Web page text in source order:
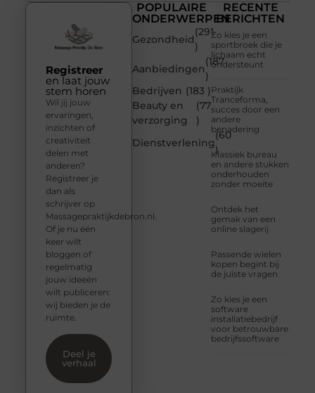
POPULAIRE
ONDERWERPEN
Gezondheid
(291
)
Aanbiedingen
(187
)
Bedrijven (183 )
Beauty en
verzorging
(77
)
Dienstverlening
(60
)
RECENTE
BERICHTEN
Zo kies je een
sportbroek die je
lichaam echt
ondersteunt
Praktijk
Tranceforma,
succes door een
andere
benadering
Klassiek bureau
en andere stukken
onderhouden
zonder moeite
Ontdek het
gemak van een
online slagerij
Passende wielen
kopen begint bij
de juiste vragen
Zo kies je een
software
installatiebedrijf
voor betrouwbare
bedrijfssoftware
Registreer
en laat jouw
stem horen
Wil jij jouw
ervaringen,
inzichten of
creativiteit
delen met
anderen?
Registreer je
dan als
schrijver op
Massagepraktijkdebron.nl.
Of je nu één
keer wilt
bloggen of
regelmatig
jouw ideeën
wilt publiceren:
wij bieden je de
ruimte.
Deel je
verhaal